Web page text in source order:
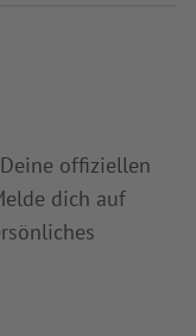
offiziellen
dich auf